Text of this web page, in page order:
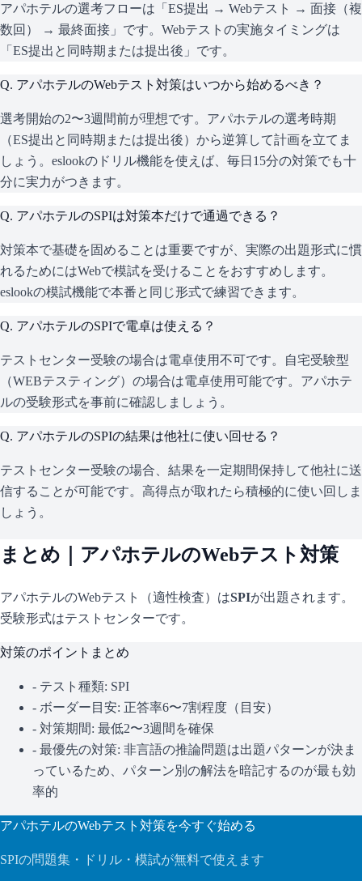
アパホテルの選考フローは「ES提出 → Webテスト → 面接（複
数回） → 最終面接」です。Webテストの実施タイミングは
「ES提出と同時期または提出後」です。
Q. アパホテルのWebテスト対策はいつから始めるべき？
選考開始の2〜3週間前が理想です。アパホテルの選考時期
（ES提出と同時期または提出後）から逆算して計画を立てま
しょう。eslookのドリル機能を使えば、毎日15分の対策でも十
分に実力がつきます。
Q. アパホテルのSPIは対策本だけで通過できる？
対策本で基礎を固めることは重要ですが、実際の出題形式に慣
れるためにはWebで模試を受けることをおすすめします。
eslookの模試機能で本番と同じ形式で練習できます。
Q. アパホテルのSPIで電卓は使える？
テストセンター受験の場合は電卓使用不可です。自宅受験型
（WEBテスティング）の場合は電卓使用可能です。アパホテ
ルの受験形式を事前に確認しましょう。
Q. アパホテルのSPIの結果は他社に使い回せる？
テストセンター受験の場合、結果を一定期間保持して他社に送
信することが可能です。高得点が取れたら積極的に使い回しま
しょう。
まとめ｜ アパホテルのWebテスト対策
アパホテルのWebテスト（適性検査）はSPIが出題されます。
受験形式はテストセンターです。
対策のポイントまとめ
- テスト種類: SPI
- ボーダー目安: 正答率6〜7割程度（目安）
- 対策期間: 最低2〜3週間を確保
- 最優先の対策: 非言語の推論問題は出題パターンが決ま
っているため、パターン別の解法を暗記するのが最も効
率的
アパホテルのWebテスト対策を今すぐ始める
SPIの問題集・ドリル・模試が無料で使えます